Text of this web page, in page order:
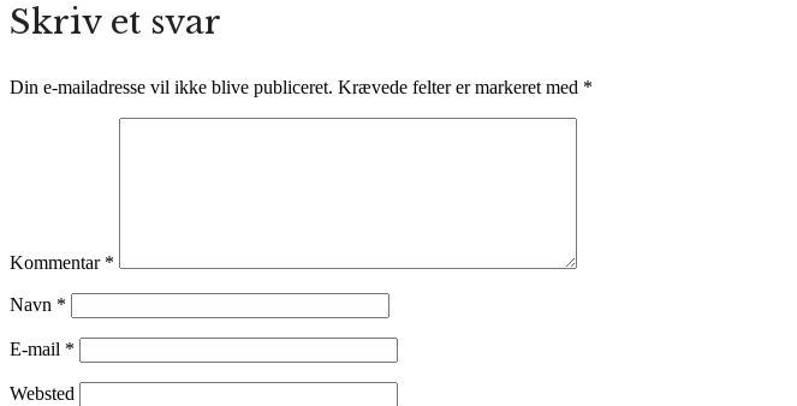
Skriv et svar
Din e-mailadresse vil ikke blive publiceret. Krævede felter er markeret med *
Kommentar *
Navn *
E-mail *
Websted